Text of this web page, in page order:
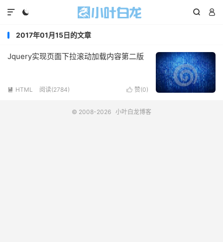
  

2017年01月15日的文章
Jquery实现页面下拉滚动加载内容第二版
 赞(0)
 HTML 阅读(2784)
© 2008-2026 小叶白龙博客